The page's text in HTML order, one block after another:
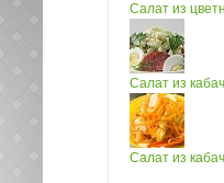
Салат из
Салат из
Салат из